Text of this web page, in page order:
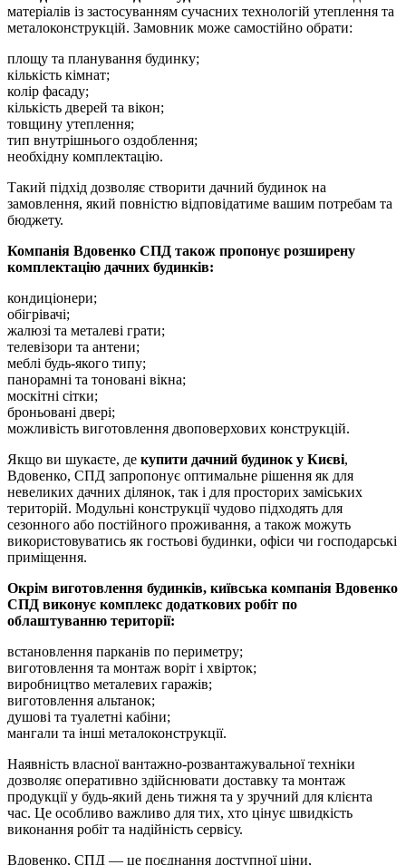
матеріалів із застосуванням сучасних технологій утеплення та
металоконструкцій. Замовник може самостійно обрати:
площу та планування будинку;
кількість кімнат;
колір фасаду;
кількість дверей та вікон;
товщину утеплення;
тип внутрішнього оздоблення;
необхідну комплектацію.
Такий підхід дозволяє створити дачний будинок на
замовлення, який повністю відповідатиме вашим потребам та
бюджету.
Компанія Вдовенко СПД також пропонує розширену
комплектацію дачних будинків:
кондиціонери;
обігрівачі;
жалюзі та металеві грати;
телевізори та антени;
меблі будь-якого типу;
панорамні та тоновані вікна;
москітні сітки;
броньовані двері;
можливість виготовлення двоповерхових конструкцій.
Якщо ви шукаєте, де купити дачний будинок у Києві,
Вдовенко, СПД запропонує оптимальне рішення як для
невеликих дачних ділянок, так і для просторих заміських
територій. Модульні конструкції чудово підходять для
сезонного або постійного проживання, а також можуть
використовуватись як гостьові будинки, офіси чи господарські
приміщення.
Окрім виготовлення будинків, київська компанія Вдовенко
СПД виконує комплекс додаткових робіт по
облаштуванню території:
встановлення парканів по периметру;
виготовлення та монтаж воріт і хвірток;
виробництво металевих гаражів;
виготовлення альтанок;
душові та туалетні кабіни;
мангали та інші металоконструкції.
Наявність власної вантажно-розвантажувальної техніки
дозволяє оперативно здійснювати доставку та монтаж
продукції у будь-який день тижня та у зручний для клієнта
час. Це особливо важливо для тих, хто цінує швидкість
виконання робіт та надійність сервісу.
Вдовенко, СПД — це поєднання доступної ціни,